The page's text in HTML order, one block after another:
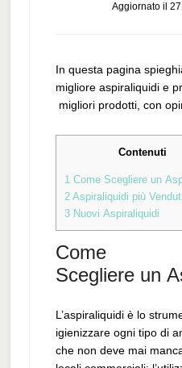
Aggiornato il
In questa pagina
migliore aspiraliquidi e
migliori prodotti, con
Contenuti
1Come Scegliere un
2Aspiraliquidi più Venduti
3Nuovi Aspiraliquidi
Come
Scegliere un
L’aspiraliquidi è lo
igienizzare ogni tipo di
che non deve mai